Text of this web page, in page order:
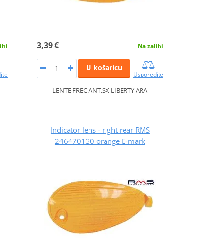
3,39 € Na zalihi
U košaricu
Usporedite
LENTE FREC.ANT.SX LIBERTY ARA
Indicator lens - right rear RMS
246470130 orange E-mark